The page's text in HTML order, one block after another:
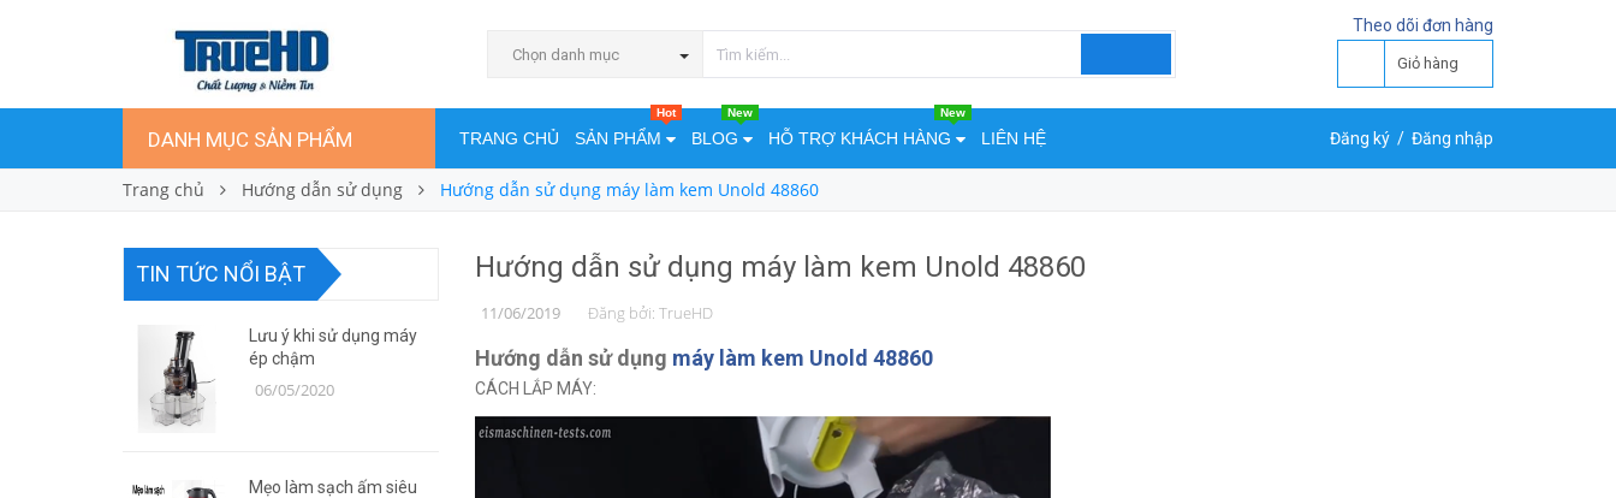
Chọn danh mục
Theo dõi đơn hàng
Giỏ hàng
DANH MỤC SẢN PHẨM TRANG CHỦ SẢN PHẨM
Hot
BLOG
New
HỖ TRỢ KHÁCH HÀNG
New
LIÊN HỆ Đăng ký / Đăng nhập
Trang chủ Hướng dẫn sử dụng Hướng dẫn sử dụng máy làm kem Unold 48860
Hướng dẫn sử dụng máy làm kem Unold 48860
11/06/2019 Đăng bởi: TrueHD
Hướng dẫn sử dụng máy làm kem Unold 48860
CÁCH LẮP MÁY:
TIN TỨC NỔI BẬT
Lưu ý khi sử dụng máy
ép chậm
06/05/2020
Mẹo làm sạch ấm siêu